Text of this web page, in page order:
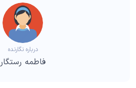
درباره نگارنده
فاطمه رستگار